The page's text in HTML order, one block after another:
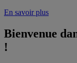
En savoir plus
Bienvenue
!